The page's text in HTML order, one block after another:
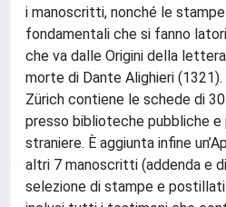
i manoscritti, nonché le
fondamentali che si fanno
che va dalle Origini della
morte di Dante Alighieri
Zürich contiene le schede di
presso biblioteche pubbliche e
straniere. È aggiunta infine
altri 7 manoscritti (addenda e
selezione di stampe e